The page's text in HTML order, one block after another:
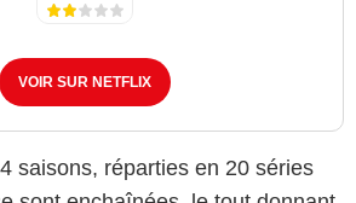
VOIR SUR NETFLIX
saisons, réparties en 20 séries